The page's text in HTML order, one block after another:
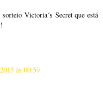
Victoria´s Secret que está
às 00:59